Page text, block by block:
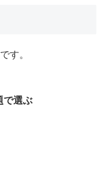
す。
で選ぶ